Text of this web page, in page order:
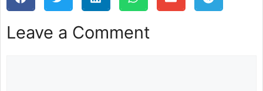
Leave a Comment